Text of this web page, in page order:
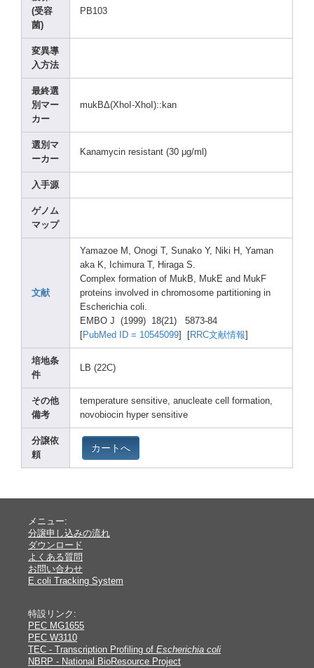
(受容
菌)
PB103
変異導
入方法
最終選
別マー
カー
mukBΔ(XhoI -XhoI )::kan
選別マ
ーカー
Kanamycin resistant (30 μg/ml)
入手源
ゲノム
マップ
文献
Yamazoe M, Onogi T, Sunako Y, Niki H, Yaman
aka K, Ichimura T, Hiraga S.
Compl ex formation of MukB, MukE and MukF
proteins invol ved in chromosome partitioning in
Escherichia coli.
EMBO J (1999) 18(21) 5873-84
PubMed ID = 10545099 RRC文献情報
培地条
件
LB (22C)
その他
備考
temperature sensitive, anucl eate cell formation,
novobiocin hyper sensitive
分譲依
頼
カートへ
メニュー:
分譲申し込みの流れ
ダウンロード
よくある質問
お問い合わせ
E.coli Tracking System
特設リンク:
PEC MG1655
PEC W3110
TEC - Transcription Profiling of Escherichia coli
NBRP - National BioResource Project